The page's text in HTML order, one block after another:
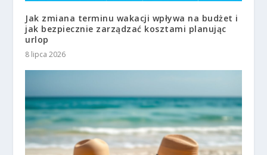
Jak zmiana terminu wakacji wpływa na budżet i
jak bezpiecznie zarządzać kosztami planując
urlop
8 lipca 2026